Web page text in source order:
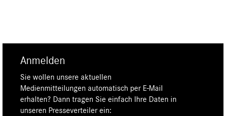
Anmelden
Sie wollen unsere aktuellen
Medienmitteilungen automatisch per E-Mail
erhalten? Dann tragen Sie einfach Ihre Daten in
unseren Presseverteiler ein: